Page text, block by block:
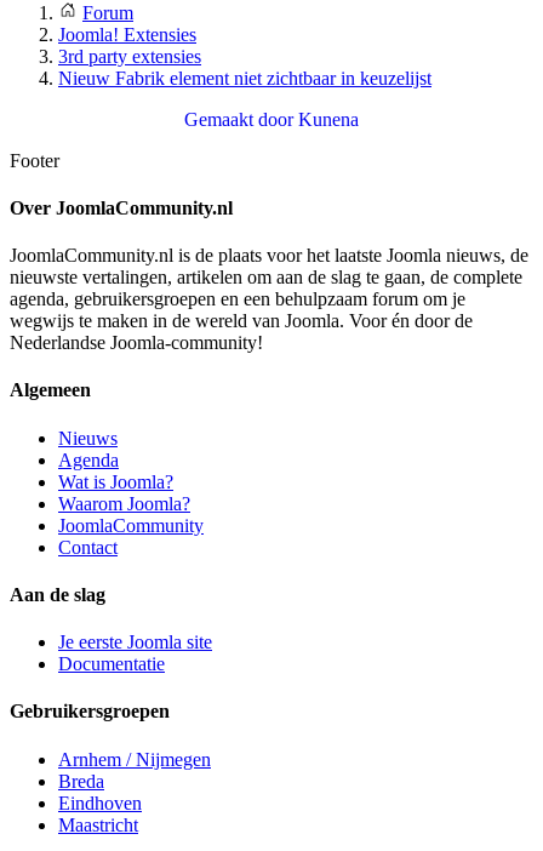
Forum
Joomla! Extensies
3rd party extensies
Nieuw Fabrik element niet zichtbaar in keuzelijst
Gemaakt doorKunena
Footer
Over JoomlaCommunity.nl
JoomlaCommunity.nl is de plaats voor het laatste Joomla nieuws, de
nieuwste vertalingen, artikelen om aan de slag te gaan, de complete
agenda, gebruikersgroepen en een behulpzaam forum om je
wegwijs te maken in de wereld van Joomla. Voor én door de
Nederlandse Joomla-community!
Algemeen
Nieuws
Agenda
Wat is Joomla?
Waarom Joomla?
JoomlaCommunity
Contact
Aan de slag
Je eerste Joomla site
Documentatie
Gebruikersgroepen
Arnhem / Nijmegen
Breda
Eindhoven
Maastricht